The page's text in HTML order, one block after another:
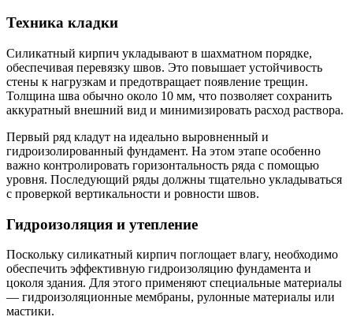
Техника кладки
Силикатный кирпич укладывают в шахматном порядке,
обеспечивая перевязку швов. Это повышает устойчивость
стены к нагрузкам и предотвращает появление трещин.
Толщина шва обычно около 10 мм, что позволяет сохранить
аккуратный внешний вид и минимизировать расход раствора.
Первый ряд кладут на идеально выровненный и
гидроизолированный фундамент. На этом этапе особенно
важно контролировать горизонтальность ряда с помощью
уровня. Последующий ряды должны тщательно укладываться
с проверкой вертикальности и ровности швов.
Гидроизоляция и утепление
Поскольку силикатный кирпич поглощает влагу, необходимо
обеспечить эффективную гидроизоляцию фундамента и
цоколя здания. Для этого применяют специальные материалы
— гидроизоляционные мембраны, рулонные материалы или
мастики.